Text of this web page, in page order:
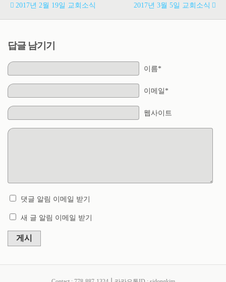
2017년 2월 19일 교회소식
2017년 3월 5일 교회소식
답글 남기기
이름*
이메일*
웹사이트
댓글 알림 이메일 받기
새 글 알림 이메일 받기
게시